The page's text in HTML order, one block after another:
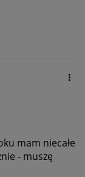
mam niecałe
- muszę